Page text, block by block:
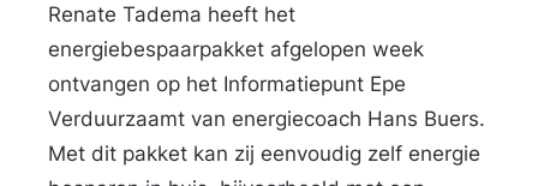
c
o
a
c
Renate Tadema heeft het
energiebespaarpakket afgelopen week
ontvangen op het Informatiepunt Epe
Verduurzaamt van energiecoach Hans Buers.
Met dit pakket kan zij eenvoudig zelf energie